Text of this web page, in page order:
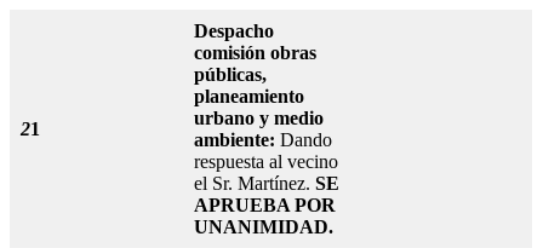
21
Despacho
comisión obras
públicas,
planeamiento
urbano y medio
ambiente: Dando
respuesta al vecino
el Sr. Martínez. SE
APRUEBA POR
UNANIMIDAD.